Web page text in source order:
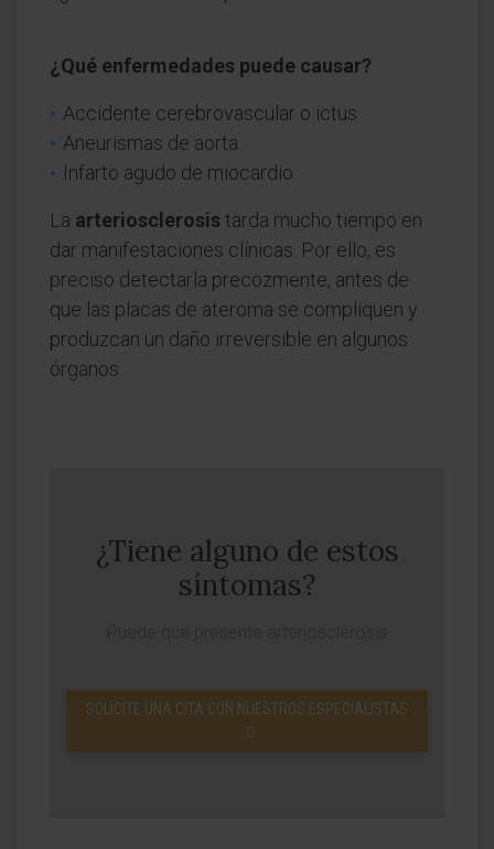
¿Qué enfermedades puede causar?
Accidente cerebrovascular o ictus.
Aneurismas de aorta.
Infarto agudo de miocardio.
La arteriosclerosis tarda mucho tiempo en
dar manifestaciones clínicas. Por ello, es
preciso detectarla precozmente, antes de
que las placas de ateroma se compliquen y
produzcan un daño irreversible en algunos
órganos.
¿Tiene alguno de estos
síntomas?
SOLICITE UNA CITA CON NUESTROS ESPECIALISTAS